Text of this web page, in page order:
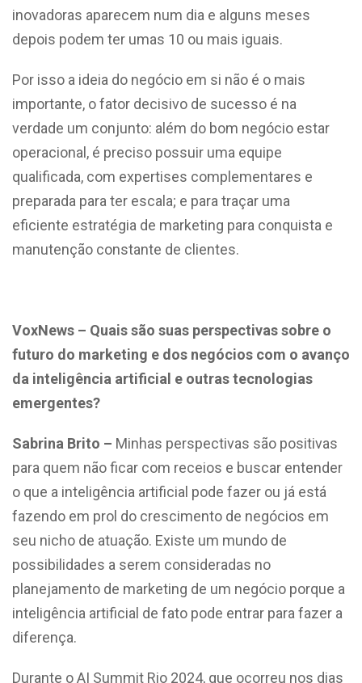
inovadoras aparecem num dia e alguns meses
depois podem ter umas 10 ou mais iguais.
Por isso a ideia do negócio em si não é o mais
importante, o fator decisivo de sucesso é na
verdade um conjunto: além do bom negócio estar
operacional, é preciso possuir uma equipe
qualificada, com expertises complementares e
preparada para ter escala; e para traçar uma
eficiente estratégia de marketing para conquista e
manutenção constante de clientes.
VoxNews – Quais são suas perspectivas sobre o
futuro do marketing e dos negócios com o avanço
da inteligência artificial e outras tecnologias
emergentes?
Sabrina Brito – Minhas perspectivas são positivas
para quem não ficar com receios e buscar entender
o que a inteligência artificial pode fazer ou já está
fazendo em prol do crescimento de negócios em
seu nicho de atuação. Existe um mundo de
possibilidades a serem consideradas no
planejamento de marketing de um negócio porque a
inteligência artificial de fato pode entrar para fazer a
diferença.
Durante o AI Summit Rio 2024, que ocorreu nos dias